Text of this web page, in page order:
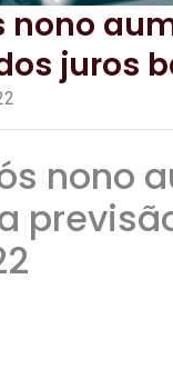
nono
juros
nono